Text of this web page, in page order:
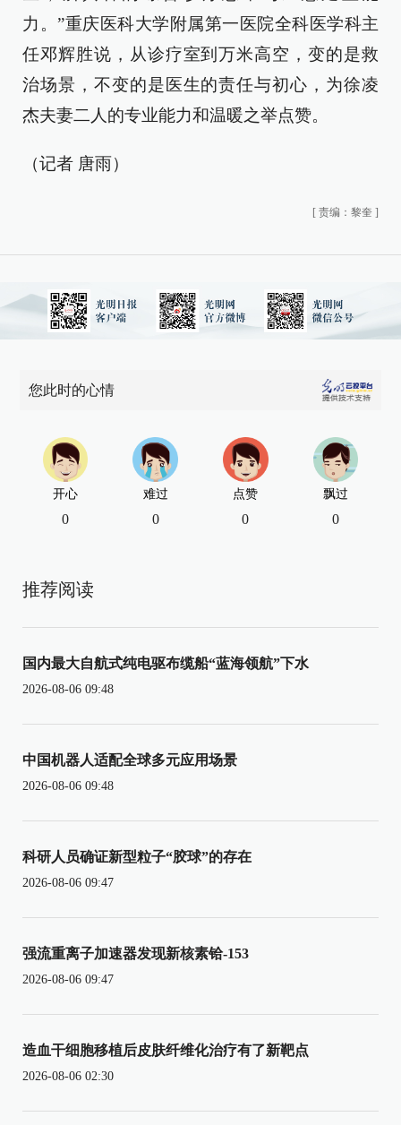
力。”重庆医科大学附属第一医院全科医学科主
任邓辉胜说，从诊疗室到万米高空，变的是救
治场景，不变的是医生的责任与初心，为徐凌
杰夫妻二人的专业能力和温暖之举点赞。
（记者 唐雨）
[ 责编：黎奎 ]
您此时的心情
开心
0
难过
0
点赞
0
飘过
0
推荐阅读
国内最大自航式纯电驱布缆船“蓝海领航”下水
2026-08-06 09:48
中国机器人适配全球多元应用场景
2026-08-06 09:48
科研人员确证新型粒子“胶球”的存在
2026-08-06 09:47
强流重离子加速器发现新核素铪-153
2026-08-06 09:47
造血干细胞移植后皮肤纤维化治疗有了新靶点
2026-08-06 02:30